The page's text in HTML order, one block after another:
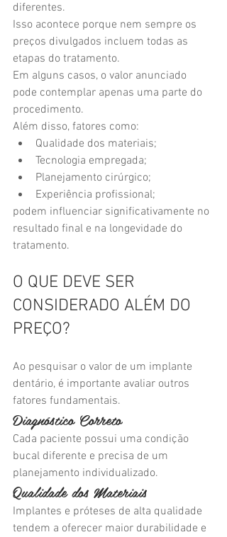
diferentes.
Isso acontece porque nem sempre os
preços divulgados incluem todas as
etapas do tratamento.
Em alguns casos, o valor anunciado
pode contemplar apenas uma parte do
procedimento.
Além disso, fatores como:
Qualidade dos materiais;
Tecnologia empregada;
Planejamento cirúrgico;
Experiência profissional;
podem influenciar significativamente no
resultado final e na longevidade do
tratamento.
O QUE DEVE SER
CONSIDERADO ALÉM DO
PREÇO?
Ao pesquisar o valor de um implante
dentário, é importante avaliar outros
fatores fundamentais.
Diagnóstico Correto
Cada paciente possui uma condição
bucal diferente e precisa de um
planejamento individualizado.
Qualidade dos Materiais
Implantes e próteses de alta qualidade
tendem a oferecer maior durabilidade e